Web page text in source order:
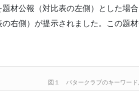
材公報（対比表の左側）とした場
右側）が提示されました。この題
図１ パタークラブのキーワード